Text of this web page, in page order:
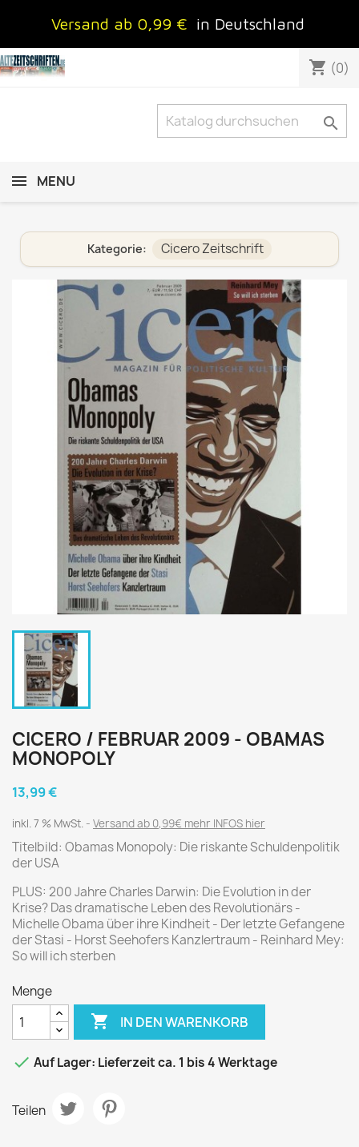
Versand ab 0,99 € in Deutschland
shopping_cart (0)

MENU
Kategorie: Cicero Zeitschrift
CICERO / FEBRUAR 2009 - OBAMAS
MONOPOLY
13,99 €
inkl. 7 % MwSt. Versand ab 0,99€ mehr INFOS hier
Titelbild: Obamas Monopoly: Die riskante Schuldenpolitik
der USA
PLUS: 200 Jahre Charles Darwin: Die Evolution in der
Krise? Das dramatische Leben des Revolutionärs -
Michelle Obama über ihre Kindheit - Der letzte Gefangene
der Stasi - Horst Seehofers Kanzlertraum - Reinhard Mey:
So will ich sterben
Menge
 IN DEN WARENKORB
 Auf Lager: Lieferzeit ca. 1 bis 4 Werktage
Teilen